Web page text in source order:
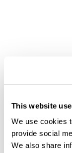
This website
We use cookies
provide social
We also share